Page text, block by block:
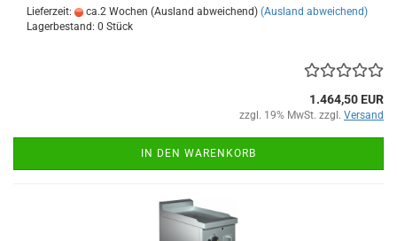
Lieferzeit: ca.2 Wochen (Ausland abweichend) (Ausland abweichend)
Lagerbestand: 0 Stück
1.464,50 EUR
zzgl. 19% MwSt. zzgl. Versand
IN DEN WARENKORB